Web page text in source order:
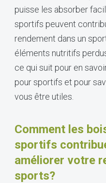
puisse les absorber
sportifs peuvent
rendement dans un
éléments nutritifs
ce qui suit pour en
pour sportifs et pour
vous être utiles.
Comment les
sportifs
améliorer votre
sports?